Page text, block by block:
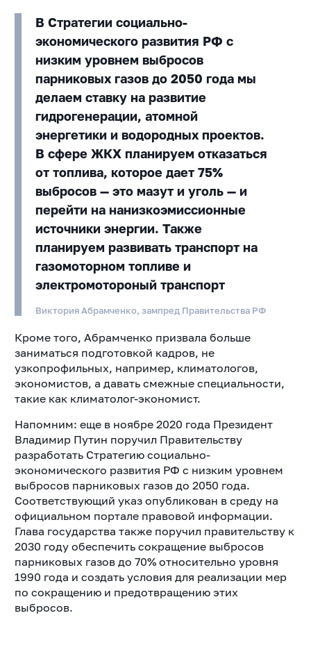
В Стратегии социально-
экономического развития РФ с
низким уровнем выбросов
парниковых газов до 2050 года мы
делаем ставку на развитие
гидрогенерации, атомной
энергетики и водородных проектов.
В сфере ЖКХ планируем отказаться
от топлива, которое дает 75%
выбросов — это мазут и уголь — и
перейти на нанизкоэмиссионные
источники энергии. Также
планируем развивать транспорт на
газомоторном топливе и
электромотороный транспорт
Виктория Абрамченко, зампред Правительства РФ
Кроме того, Абрамченко призвала больше
заниматься подготовкой кадров, не
узкопрофильных, например, климатологов,
экономистов, а давать смежные специальности,
такие как климатолог-экономист.
Напомним: еще в ноябре 2020 года Президент
Владимир Путин поручил Правительству
разработать Стратегию социально-
экономического развития РФ с низким уровнем
выбросов парниковых газов до 2050 года.
Соответствующий указ опубликован в среду на
официальном портале правовой информации.
Глава государства также поручил правительству к
2030 году обеспечить сокращение выбросов
парниковых газов до 70% относительно уровня
1990 года и создать условия для реализации мер
по сокращению и предотвращению этих
выбросов.